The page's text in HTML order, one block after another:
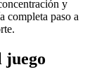
y
completa paso a
juego